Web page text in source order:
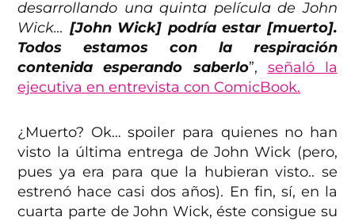
desarrollando una quinta película de John
Wick… [John Wick] podría estar [muerto].
Todos estamos con la respiración
contenida esperando saberlo”, señaló la
ejecutiva en entrevista con ComicBook.
¿Muerto? Ok… spoiler para quienes no han
visto la última entrega de John Wick (pero,
pues ya era para que la hubieran visto.. se
estrenó hace casi dos años). En fin, sí, en la
cuarta parte de John Wick, éste consigue su